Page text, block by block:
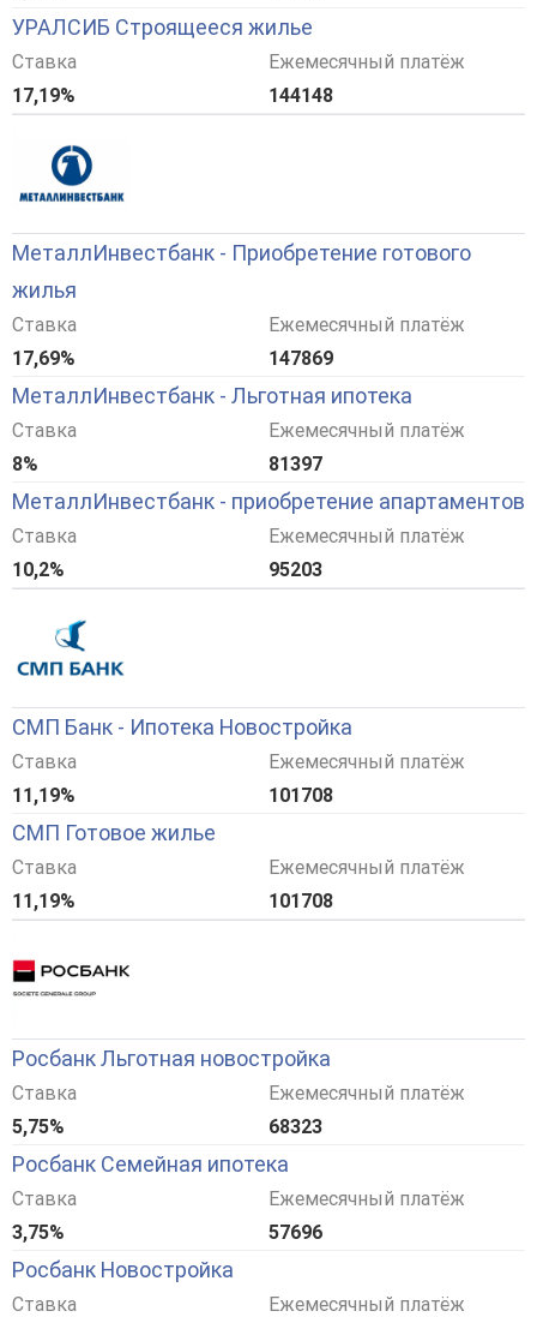
УРАЛСИБ Строящееся жилье
Ставка
17,19%
Ежемесячный платёж
144148
МеталлИнвестбанк - Приобретение готового
жилья
Ставка
17,69%
Ежемесячный платёж
147869
МеталлИнвестбанк - Льготная ипотека
Ставка
8%
Ежемесячный платёж
81397
МеталлИнвестбанк - приобретение апартаментов
Ставка
10,2%
Ежемесячный платёж
95203
СМП Банк - Ипотека Новостройка
Ставка
11,19%
Ежемесячный платёж
101708
СМП Готовое жилье
Ставка
11,19%
Ежемесячный платёж
101708
Росбанк Льготная новостройка
Ставка
5,75%
Ежемесячный платёж
68323
Росбанк Семейная ипотека
Ставка
3,75%
Ежемесячный платёж
57696
Росбанк Новостройка
Ставка Ежемесячный платёж